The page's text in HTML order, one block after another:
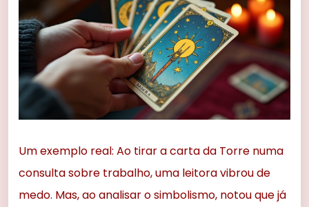
Um exemplo real: Ao tirar a carta da Torre numa
consulta sobre trabalho, uma leitora vibrou de
medo. Mas, ao analisar o simbolismo, notou que já